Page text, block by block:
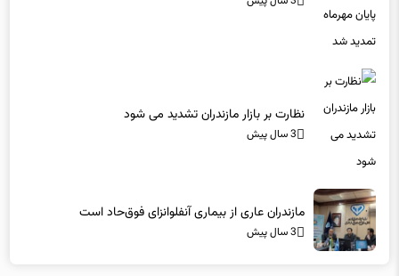
نظارت بر بازار مازندران تشدید می شود
3 سال پیش
مازندران عاری از بیماری آنفلوانزای فوق‌حاد است
3 سال پیش